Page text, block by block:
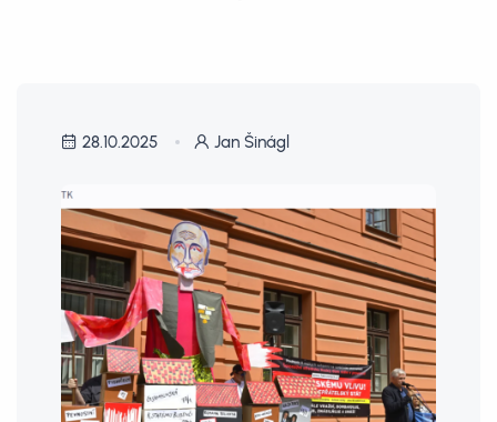
28.10.2025 Jan Šinágl